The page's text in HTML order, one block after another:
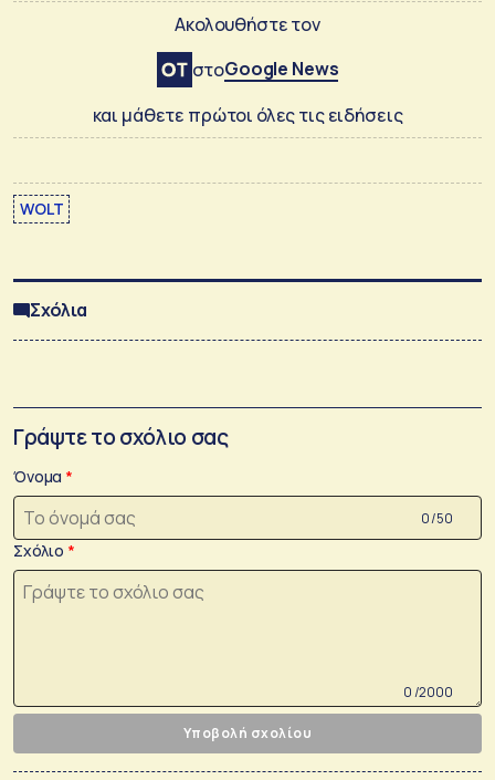
Ακολουθήστε τον
στοGoogle News
και μάθετε πρώτοι όλες τις ειδήσεις
WOLT
Σχόλια
Γράψτε το σχόλιο σας
Όνομα
0 /50
Σχόλιο
0 /2000
Υποβολή σχολίου